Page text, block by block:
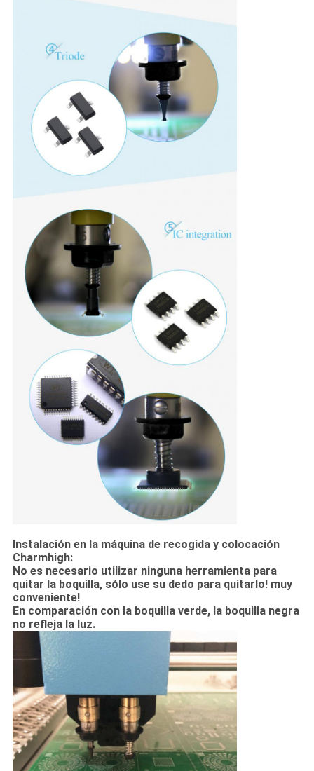
Instalación en la máquina de recogida y colocación
Charmhigh:
No es necesario utilizar ninguna herramienta para
quitar la boquilla, sólo use su dedo para quitarlo! muy
conveniente!
En comparación con la boquilla verde, la boquilla negra
no refleja la luz.